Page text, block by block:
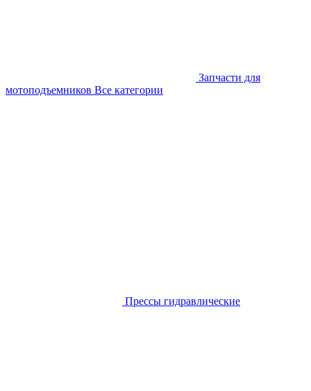
Запчасти для
мотоподъемников Все категории
Прессы гидравлические